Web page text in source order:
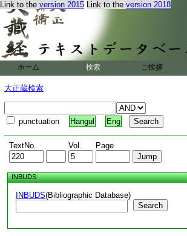
Link to the version 2015 Link to the version 2018
ホーム 検索 ご挨拶
大正蔵検索
punctuation Hangul Eng
TextNo. Vol. Page
INBUDS
INBUDS(Bibliographic Database)
Search